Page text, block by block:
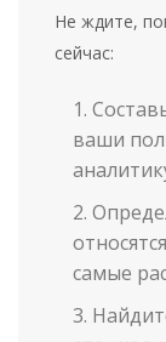
Не ждите,
сейчас:
ваши
самые